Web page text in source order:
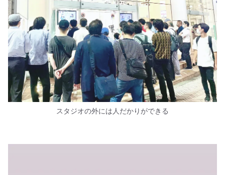
スタジオの外には人だかりができる